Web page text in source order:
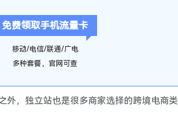
免费领取手机流量卡
移动/电信/联通/广电
多种套餐，官网可查
，独立站也是很多商家选择的跨境电商类